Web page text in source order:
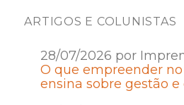
ARTIGOS E COLUNISTAS
28/07/2026 por
O que empreender
ensina sobre gestão